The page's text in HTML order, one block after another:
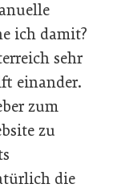
ich damit?
sehr
einander.
zum
zu
die